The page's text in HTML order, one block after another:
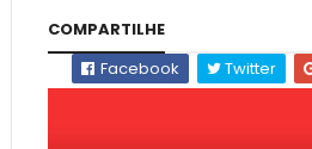
COMPARTILHE
Facebook
Twitter